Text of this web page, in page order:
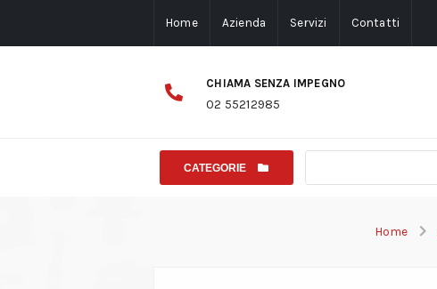
Home Azienda Servizi Contatti
CHIAMA SENZA IMPEGNO
02 55212985
CATEGORIE
Home